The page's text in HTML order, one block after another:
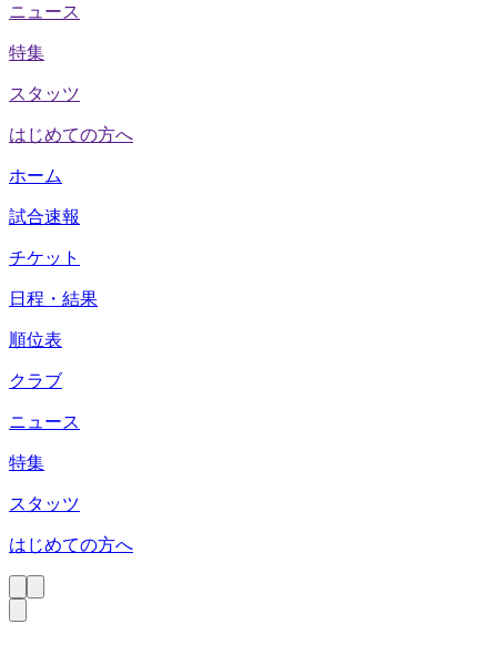
ニュース
特集
スタッツ
はじめての方へ
ホーム
試合速報
チケット
日程・結果
順位表
クラブ
ニュース
特集
スタッツ
はじめての方へ